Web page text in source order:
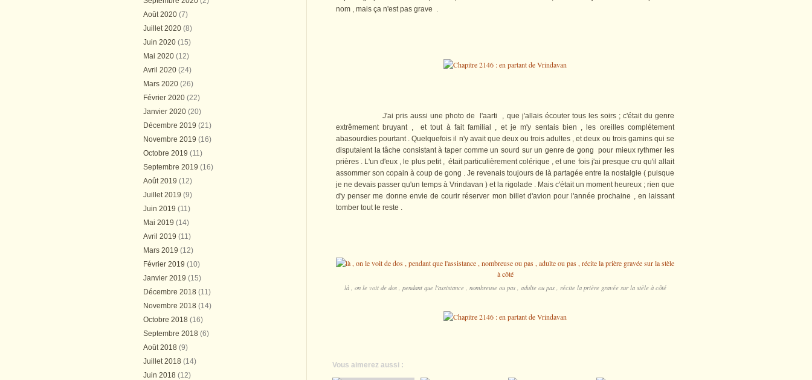
Août 2020 (7)
Juillet 2020 (8)
Juin 2020 (15)
Mai 2020 (12)
Avril 2020 (24)
Mars 2020 (26)
Février 2020 (22)
Janvier 2020 (20)
Décembre 2019 (21)
Novembre 2019 (16)
Octobre 2019 (11)
Septembre 2019 (16)
Août 2019 (12)
Juillet 2019 (9)
Juin 2019 (11)
Mai 2019 (14)
Avril 2019 (11)
Mars 2019 (12)
Février 2019 (10)
Janvier 2019 (15)
Décembre 2018 (11)
Novembre 2018 (14)
Octobre 2018 (16)
Septembre 2018 (6)
Août 2018 (9)
Juillet 2018 (14)
Juin 2018 (12)
nom , mais ça n'est pas grave .
J'ai pris aussi une photo de l'aarti , que j'allais écouter tous les soirs ; c'était du genre
extrêmement bruyant , et tout à fait familial , et je m'y sentais bien , les oreilles complétement
abasourdies pourtant . Quelquefois il n'y avait que deux ou trois adultes , et deux ou trois gamins qui se
disputaient la tâche consistant à taper comme un sourd sur un genre de gong pour mieux rythmer les
prières . L'un d'eux , le plus petit , était particulièrement colérique , et une fois j'ai presque cru qu'il allait
assommer son copain à coup de gong . Je revenais toujours de là partagée entre la nostalgie ( puisque
je ne devais passer qu'un temps à Vrindavan ) et la rigolade . Mais c'était un moment heureux ; rien que
d'y penser me donne envie de courir réserver mon billet d'avion pour l'année prochaine , en laissant
tomber tout le reste .
là , on le voit de dos , pendant que l'assistance , nombreuse ou pas , adulte ou pas , récite la prière gravée sur la stèle à côté
Vous aimerez aussi :